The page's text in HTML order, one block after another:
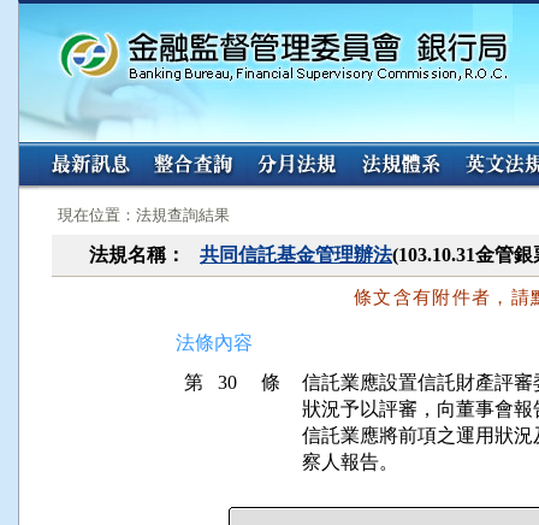
:::
現在位置：法規查詢結果
法規名稱： 共同信託基金管理辦法(103.10.31金管
條文含有附件者，請
法條內容
第 30 條
信託業應設置信託財產評
狀況予以評審，向董事會報
信託業應將前項之運用狀
察人報告。